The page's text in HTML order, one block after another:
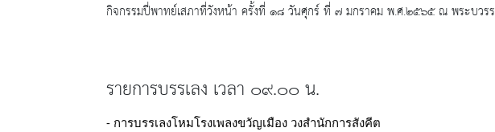
กิจกรรมปี่พาทย์เสภาที่วังหน้า ครั้งที่ ๑๘ วันศุกร์ ที่ ๗ มกราคม พ.ศ.๒๕๖๕ ณ พระบวรร
รายการบรรเลง เวลา ๐๙.๐๐ น.
- การบรรเลงโหมโรงเพลงขวัญเมือง วงสำนักการสังคีต